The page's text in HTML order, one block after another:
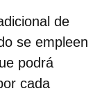
de
se empleen
podrá
cada